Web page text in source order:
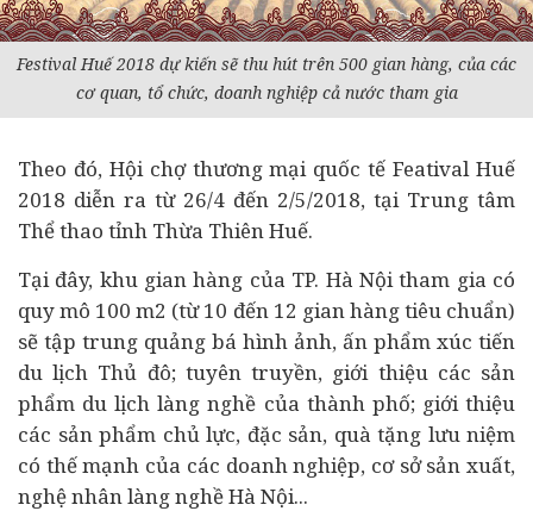
Festival Huế 2018 dự kiến sẽ thu hút trên 500 gian hàng, của các
cơ quan, tổ chức, doanh nghiệpcả nước tham gia
Theo đó, Hội chợ thương mại quốc tế Featival Huế
2018 diễn ra từ 26/4 đến 2/5/2018, tại Trung tâm
Thể thao tỉnh Thừa Thiên Huế.
Tại đây, khu gian hàng của TP. Hà Nội tham gia có
quy mô 100 m2 (từ 10 đến 12 gian hàng tiêu chuẩn)
sẽ tập trung quảng bá hình ảnh, ấn phẩm xúc tiến
du lịch Thủ đô; tuyên truyền, giới thiệu các sản
phẩm du lịch làng nghề của thành phố; giới thiệu
các sản phẩm chủ lực, đặc sản, quà tặng lưu niệm
có thế mạnh của các doanh nghiệp, cơ sở sản xuất,
nghệ nhân làng nghề Hà Nội...